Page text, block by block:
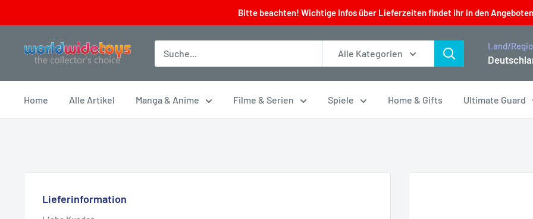
zum
Bitte beachten! Wichtige Infos über Lieferzeiten findet ihr in den
worldwidetoys Alle Kategorien
Land/
Home Alle Artikel Manga & Anime Filme & Serien Spiele Home & Gifts Ultimate Guard
Lieferinformation